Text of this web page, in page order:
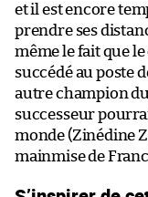
et il est encore
prendre ses
même le fait que
succédé au poste
autre champion
successeur
monde (Zinédine
mainmise de